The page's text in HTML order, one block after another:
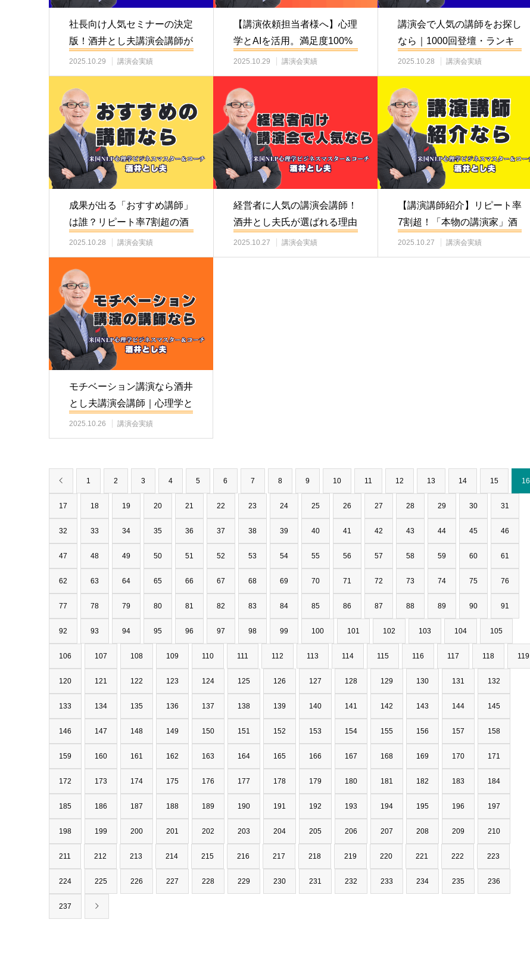
社長向け人気セミナーの決定
版！酒井とし夫講演会講師が
経営者に選ばれる…
2025.10.29 講演会実績
【講演依頼担当者様へ】心理
学とAIを活用。満足度100%
を目指す講師…
2025.10.29 講演会実績
講演会で人気の講師をお探し
なら｜1000回登壇・ランキ
ング6位の酒井…
2025.10.28 講演会実績
成果が出る「おすすめ講師」
は誰？リピート率7割超の酒
井とし夫講演会講…
2025.10.28 講演会実績
経営者に人気の講演会講師！
酒井とし夫氏が選ばれる理由
と実績を紹介
2025.10.27 講演会実績
【講演講師紹介】リピート率
7割超！「本物の講演家」酒
井とし夫氏をご紹…
2025.10.27 講演会実績
モチベーション講演なら酒井
とし夫講演会講師｜心理学と
AI活用で行動を…
2025.10.26 講演会実績
1 2 3 4 5 6 7 8 9 10 11 12 13 14 15 16
17 18 19 20 21 22 23 24 25 26 27 28 29 30 31
32 33 34 35 36 37 38 39 40 41 42 43 44 45 46
47 48 49 50 51 52 53 54 55 56 57 58 59 60 61
62 63 64 65 66 67 68 69 70 71 72 73 74 75 76
77 78 79 80 81 82 83 84 85 86 87 88 89 90 91
92 93 94 95 96 97 98 99 100 101 102 103 104 105
106 107 108 109 110 111 112 113 114 115 116 117 118 119
120 121 122 123 124 125 126 127 128 129 130 131 132
133 134 135 136 137 138 139 140 141 142 143 144 145
146 147 148 149 150 151 152 153 154 155 156 157 158
159 160 161 162 163 164 165 166 167 168 169 170 171
172 173 174 175 176 177 178 179 180 181 182 183 184
185 186 187 188 189 190 191 192 193 194 195 196 197
198 199 200 201 202 203 204 205 206 207 208 209 210
211 212 213 214 215 216 217 218 219 220 221 222 223
224 225 226 227 228 229 230 231 232 233 234 235 236
237